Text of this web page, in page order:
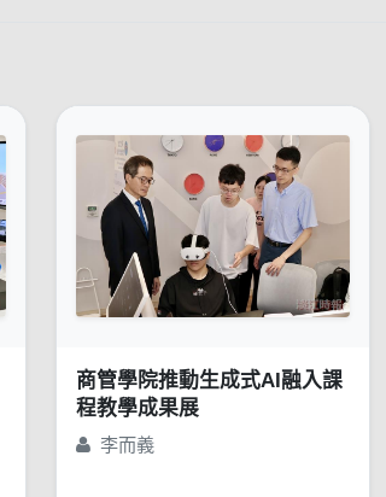
商管學院推動生成式AI融入課
程教學成果展
李而義